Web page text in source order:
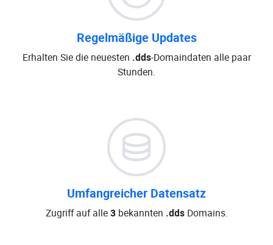
Regelmäßige Updates
Erhalten Sie die neuesten .dds-Domaindaten alle paar
Stunden.
Umfangreicher Datensatz
Zugriff auf alle3bekannten .ddsDomains.